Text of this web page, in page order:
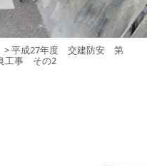
>平成27年度 交建防安 第
工事 その2